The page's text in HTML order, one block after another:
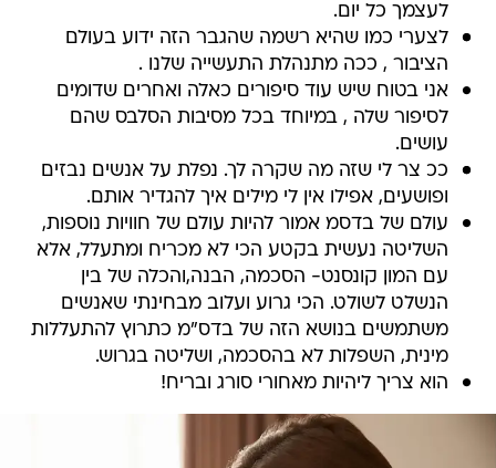
לעצמך כל יום.
לצערי כמו שהיא רשמה שהגבר הזה ידוע בעולם
הציבור , ככה מתנהלת התעשייה שלנו .
אני בטוח שיש עוד סיפורים כאלה ואחרים שדומים
לסיפור שלה , במיוחד בכל מסיבות הסלבס שהם
עושים.
ככ צר לי שזה מה שקרה לך. נפלת על אנשים נבזים
ופושעים, אפילו אין לי מילים איך להגדיר אותם.
עולם של בדסמ אמור להיות עולם של חוויות נוספות,
השליטה נעשית בקטע הכי לא מכריח ומתעלל, אלא
עם המון קונסנט- הסכמה, הבנה,והכלה של בין
הנשלט לשולט. הכי גרוע ועלוב מבחינתי שאנשים
משתמשים בנושא הזה של בדס"מ כתרוץ להתעללות
מינית, השפלות לא בהסכמה, ושליטה בגרוש.
הוא צריך ליהיות מאחורי סורג ובריח!